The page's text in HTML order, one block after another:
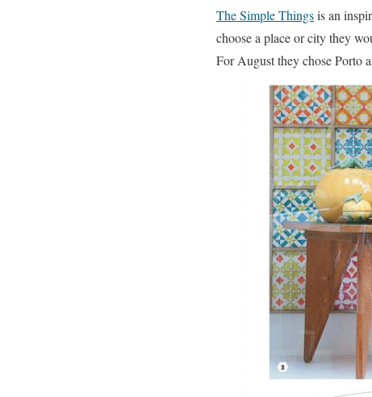
The Simple Thingsis an
choose a place or city they
For August they chose Porto